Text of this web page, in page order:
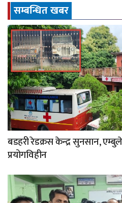
सम्बन्धित खबर
बडहरी रेडक्रस केन्द्र सुनसान,
प्रयोगविहीन